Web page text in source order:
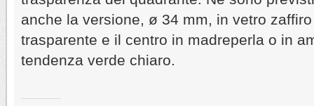
anche la versione, ø 34 mm, in vetro
trasparente e il centro in madreperla o in
tendenza verde chiaro.